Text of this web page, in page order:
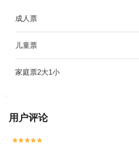
成人票
儿童票
家庭票2大1小
用户评论

